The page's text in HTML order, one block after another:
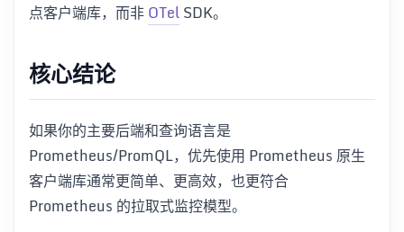
点客户端库，而非OTelSDK。
核心结论
如果你的主要后端和查询语言是
Prometheus/PromQL，优先使用 Prometheus 原生
客户端库通常更简单、更高效，也更符合
Prometheus 的拉取式监控模型。